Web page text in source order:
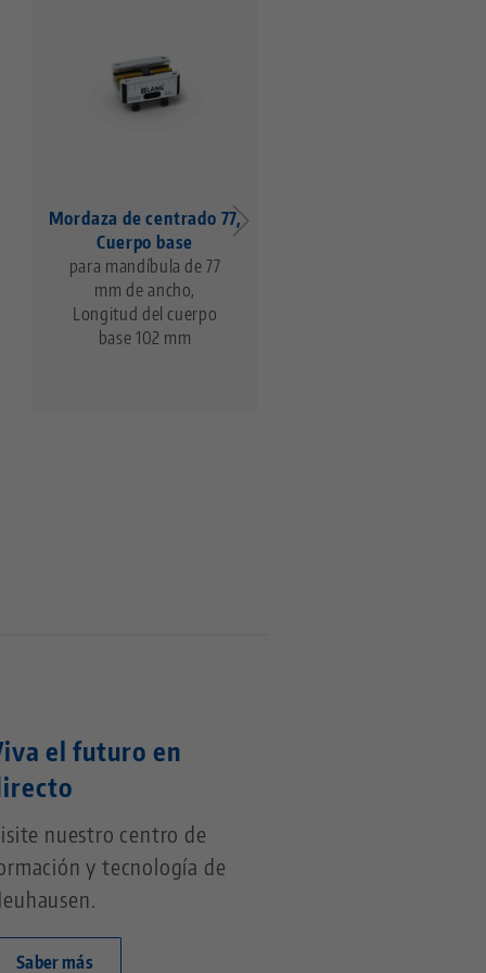
Mordaza de centrado 77,
Cuerpo base
para mandíbula de 77
mm de ancho,
Longitud del cuerpo
base 102 mm
el futuro en
nuestro centro de
y tecnología de
Saber más